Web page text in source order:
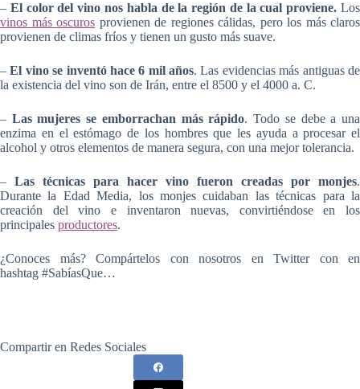
– El color del vino nos habla de la región de la cual proviene. Los
vinos más oscuros provienen de regiones cálidas, pero los más claros
provienen de climas fríos y tienen un gusto más suave.
–El vino se inventó hace 6 mil años. Las evidencias más antiguas de
la existencia del vino son de Irán, entre el 8500 y el 4000 a. C.
– Las mujeres se emborrachan más rápido. Todo se debe a una
enzima en el estómago de los hombres que les ayuda a procesar el
alcohol y otros elementos de manera segura, con una mejor tolerancia.
– Las técnicas para hacer vino fueron creadas por monjes.
Durante la Edad Media, los monjes cuidaban las técnicas para la
creación del vino e inventaron nuevas, convirtiéndose en los
principales productores.
¿Conoces más? Compártelos con nosotros en Twitter con en
hashtag #SabíasQue…
Compartir en Redes Sociales